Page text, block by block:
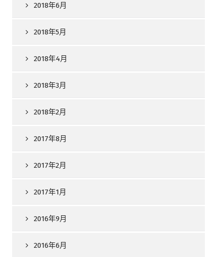
2018年6月
2018年5月
2018年4月
2018年3月
2018年2月
2017年8月
2017年2月
2017年1月
2016年9月
2016年6月